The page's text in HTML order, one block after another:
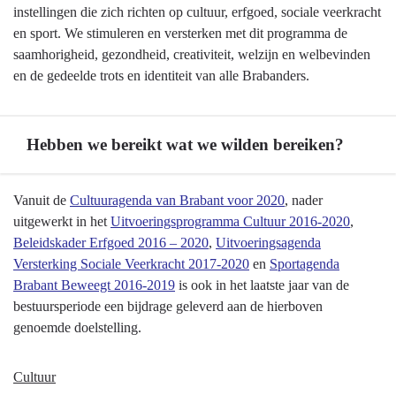
Programma
Cultuur
instellingen die zich richten op cultuur, erfgoed, sociale veerkracht
en sport. We stimuleren en versterken met dit programma de
saamhorigheid, gezondheid, creativiteit, welzijn en welbevinden
en de gedeelde trots en identiteit van alle Brabanders.
Hebben we bereikt wat we wilden bereiken?
Terug
naar
navigatie
Programma
Cultuur
samenleving
Vanuit de Cultuuragenda van Brabant voor 2020, nader
uitgewerkt in het Uitvoeringsprogramma Cultuur 2016-2020,
Beleidskader Erfgoed 2016 – 2020, Uitvoeringsagenda
Versterking Sociale Veerkracht 2017-2020 en Sportagenda
Brabant Beweegt 2016-2019 is ook in het laatste jaar van de
bestuursperiode een bijdrage geleverd aan de hierboven
genoemde doelstelling.
Cultuur